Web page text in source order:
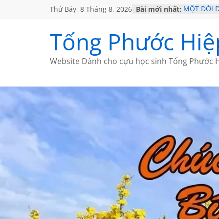
Thứ Bảy, 8 Tháng 8, 2026 Bài mới nhất: MỘT ĐỜI
CHÙM
GIÃ TỪ ĐÀ
HỌC SỬ
Tống Phước
Website Dành cho cựu học sinh Tống Phước